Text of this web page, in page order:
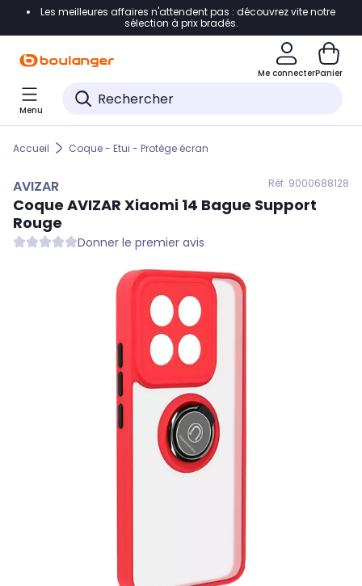
Accéder directement à la navigation
Accéder directement au pied de page
Accéder directement au chatbot
Les meilleures affaires n'attendent pas : découvrez vite notre
sélection à prix bradés.
Me connecterPanier
Menu
Accueil Coque - Etui - Protège écran
AVIZAR Réf. 9000688128
Coque AVIZAR Xiaomi 14 Bague Support
Rouge
Donner le premier avis